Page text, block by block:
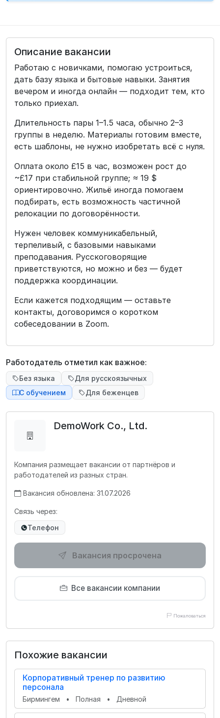
Описание вакансии
Работаю с новичками, помогаю устроиться,
дать базу языка и бытовые навыки. Занятия
вечером и иногда онлайн — подходит тем, кто
только приехал.
Длительность пары 1–1.5 часа, обычно 2–3
группы в неделю. Материалы готовим вместе,
есть шаблоны, не нужно изобретать всё с нуля.
Оплата около £15 в час, возможен рост до
~£17 при стабильной группе; ≈ 19 $
ориентировочно. Жильё иногда помогаем
подбирать, есть возможность частичной
релокации по договорённости.
Нужен человек коммуникабельный,
терпеливый, с базовыми навыками
преподавания. Русскоговорящие
приветствуются, но можно и без — будет
поддержка координации.
Если кажется подходящим — оставьте
контакты, договоримся о коротком
собеседовании в Zoom.
Работодатель отметил как важное:
Без языка
Для русскоязычных
С обучением
Для беженцев
DemoWork Co., Ltd.
Компания размещает вакансии от партнёров и
работодателей из разных стран.
Вакансия обновлена: 31.07.2026
Связь через:
Телефон
Вакансия просрочена
Все вакансии компании
Пожаловаться
Похожие вакансии
Корпоративный тренер по развитию
персонала
Бирмингем • Полная • Дневной